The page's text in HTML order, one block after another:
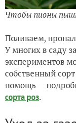
Чтобы пионы
Поливаем,
У многих в саду
экспериментов
собственный
помощь —
сорта роз.